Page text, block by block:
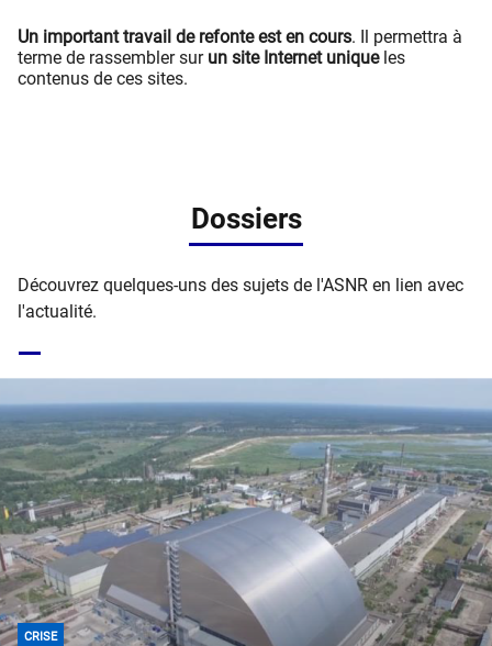
Un important travail de refonte est en cours. Il permettra à
terme de rassembler sur un site Internet uniqueles
contenus de ces sites.
Dossiers
Découvrez quelques-uns des sujets de l'ASNR en lien avec
l'actualité.
CRISE